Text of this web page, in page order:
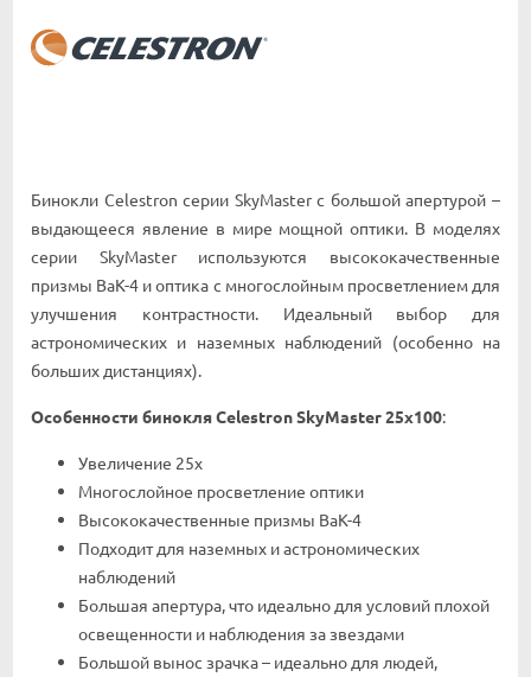
Бинокли Celestron серии SkyMaster с большой апертурой –
выдающееся явление в мире мощной оптики. В моделях
серии SkyMaster используются высококачественные
призмы BaK-4 и оптика с многослойным просветлением для
улучшения контрастности. Идеальный выбор для
астрономических и наземных наблюдений (особенно на
больших дистанциях).
Особенности бинокля Celestron SkyMaster 25x100:
Увеличение 25х
Многослойное просветление оптики
Высококачественные призмы BaK-4
Подходит для наземных и астрономических
наблюдений
Большая апертура, что идеально для условий плохой
освещенности и наблюдения за звездами
Большой вынос зрачка – идеально для людей,